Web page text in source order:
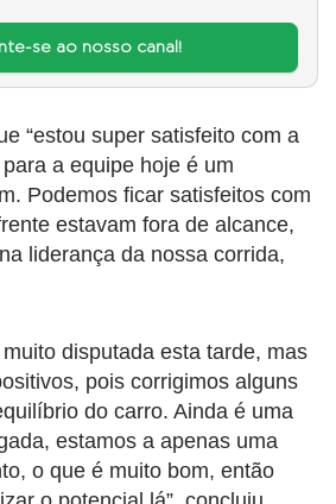
se ao nosso canal!
“estou super satisfeito com a
a equipe hoje é um
Podemos ficar satisfeitos com
estavam fora de alcance,
liderança da nossa corrida,
disputada esta tarde, mas
pois corrigimos alguns
do carro. Ainda é uma
estamos a apenas uma
o que é muito bom, então